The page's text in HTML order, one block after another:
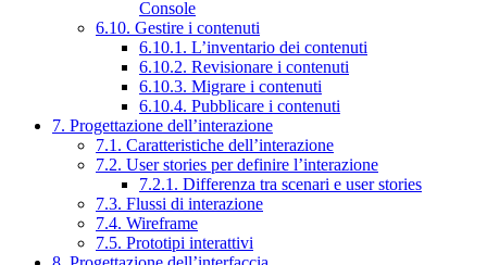
Console
6.10. Gestire i contenuti
6.10.1. L’inventario dei contenuti
6.10.2. Revisionare i contenuti
6.10.3. Migrare i contenuti
6.10.4. Pubblicare i contenuti
7. Progettazione dell’interazione
7.1. Caratteristiche dell’interazione
7.2. User stories per definire l’interazione
7.2.1. Differenza tra scenari e user stories
7.3. Flussi di interazione
7.4. Wireframe
7.5. Prototipi interattivi